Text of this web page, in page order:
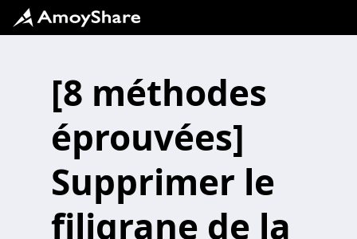
[8 méthodes
éprouvées]
Supprimer le
filigrane de la